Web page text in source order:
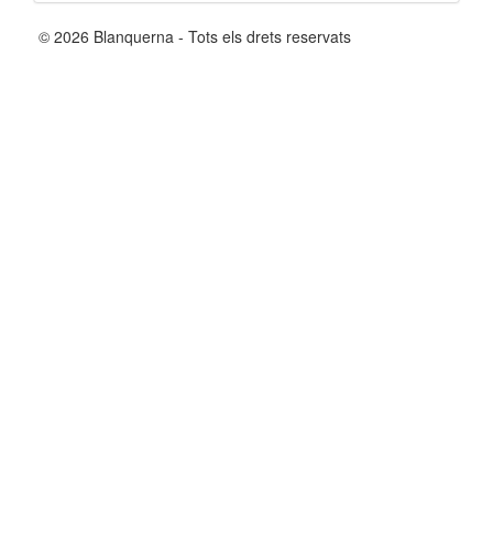
© 2026 Blanquerna - Tots els drets reservats